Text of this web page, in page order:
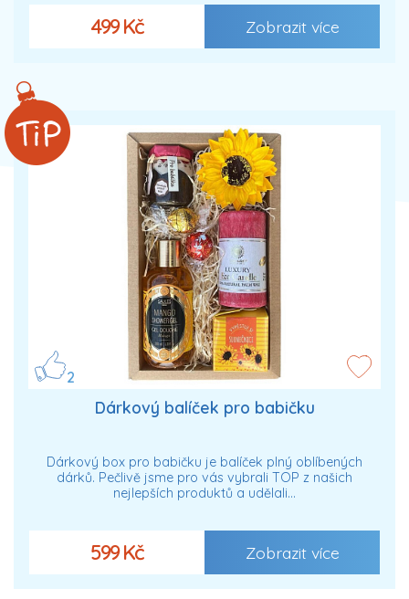
499 Kč Zobrazit více
2
Dárkový balíček pro babičku
Dárkový box pro babičku je balíček plný oblíbených
dárků. Pečlivě jsme pro vás vybrali TOP z našich
nejlepších produktů a udělali…
599 Kč Zobrazit více